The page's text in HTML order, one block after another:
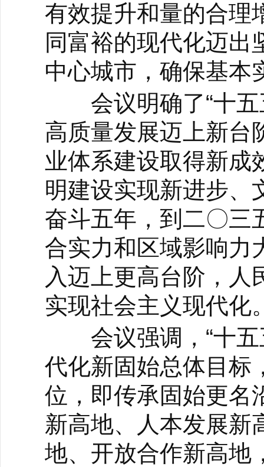
有效提升和量的合理
同富裕的现代化迈出
中心城市，确保基本
会议明确了“十五
高质量发展迈上新台
业体系建设取得新成
明建设实现新进步、
奋斗五年，到二〇三
合实力和区域影响力
入迈上更高台阶，人
实现社会主义现代化
会议强调，“十五
代化新固始总体目标
位，即传承固始更名
新高地、人本发展新
地、开放合作新高地